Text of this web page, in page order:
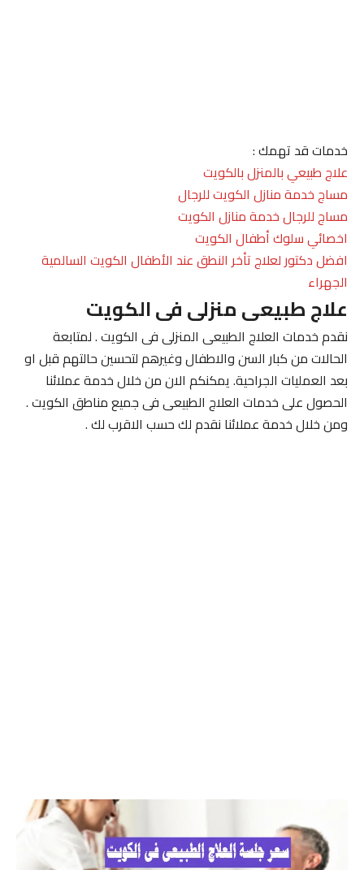
خدمات قد تهمك :
علاج طبيعي بالمنزل بالكويت
مساج خدمة منازل الكويت للرجال
مساج للرجال خدمة منازل الكويت
اخصائي سلوك أطفال الكويت
افضل دكتور لعلاج تأخر النطق عند الأطفال الكويت السالمية
الجهراء
علاج طبيعى منزلى فى الكويت
نقدم خدمات العلاج الطبيعى المنزلى فى الكويت . لمتابعة
الحالات من كبار السن والاطفال وغيرهم لتحسين حالتهم قبل او
بعد العمليات الجراحية. يمكنكم الان من خلال خدمة عملائنا
الحصول على خدمات العلاج الطبيعى فى جميع مناطق الكويت .
ومن خلال خدمة عملائنا نقدم لك حسب الاقرب لك .